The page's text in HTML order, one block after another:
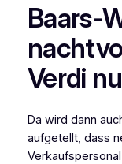
Baars-
Verdi
Da wird dann
aufgetellt, dass